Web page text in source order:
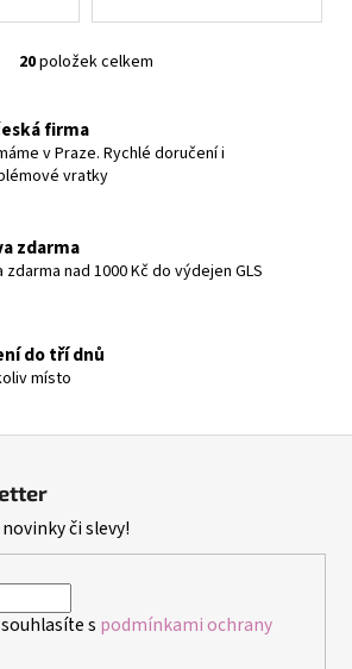
O
l
á
d
p
k
ý
s
20položek celkem
firma
v Praze. Rychlé doručení i
vratky
zdarma
zdarma nad 1000 Kč do výdejen GLS
do tří dnů
místo
či slevy!
s podmínkami ochrany